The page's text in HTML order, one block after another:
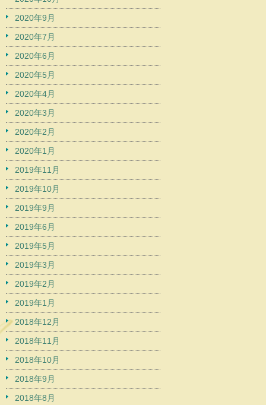
2020年9月
2020年7月
2020年6月
2020年5月
2020年4月
2020年3月
2020年2月
2020年1月
2019年11月
2019年10月
2019年9月
2019年6月
2019年5月
2019年3月
2019年2月
2019年1月
2018年12月
2018年11月
2018年10月
2018年9月
2018年8月